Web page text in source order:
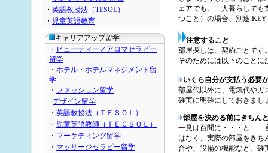
・ 英語教授法（TESOL）
・ 児童英語教育
キャリアアップ留学
・ ビューティー／アロマセラピー
留学
・ ホテル・ホテルマネジメント留
学
・ ファッション留学
･デザイン留学
・ 英語教授法（ＴＥＳＯＬ）
・ 児童英語教師（ＴＥＣＳＯＬ）
・ マーケティング留学
・ マッサージセラピー留学
ェアでも、一人暮らしで
つこと）の場合、別途
注意すること
部屋探しは、契約ごとです
そのためには以下のことに
いくら自分が支払う必要
部屋代以外に、電気代やガ
確実に明確にしておきまし
部屋を決める前にきちん
一見は百聞に・・・と 言
はなく、実際の部屋をきち
合や、設備の機能など、確